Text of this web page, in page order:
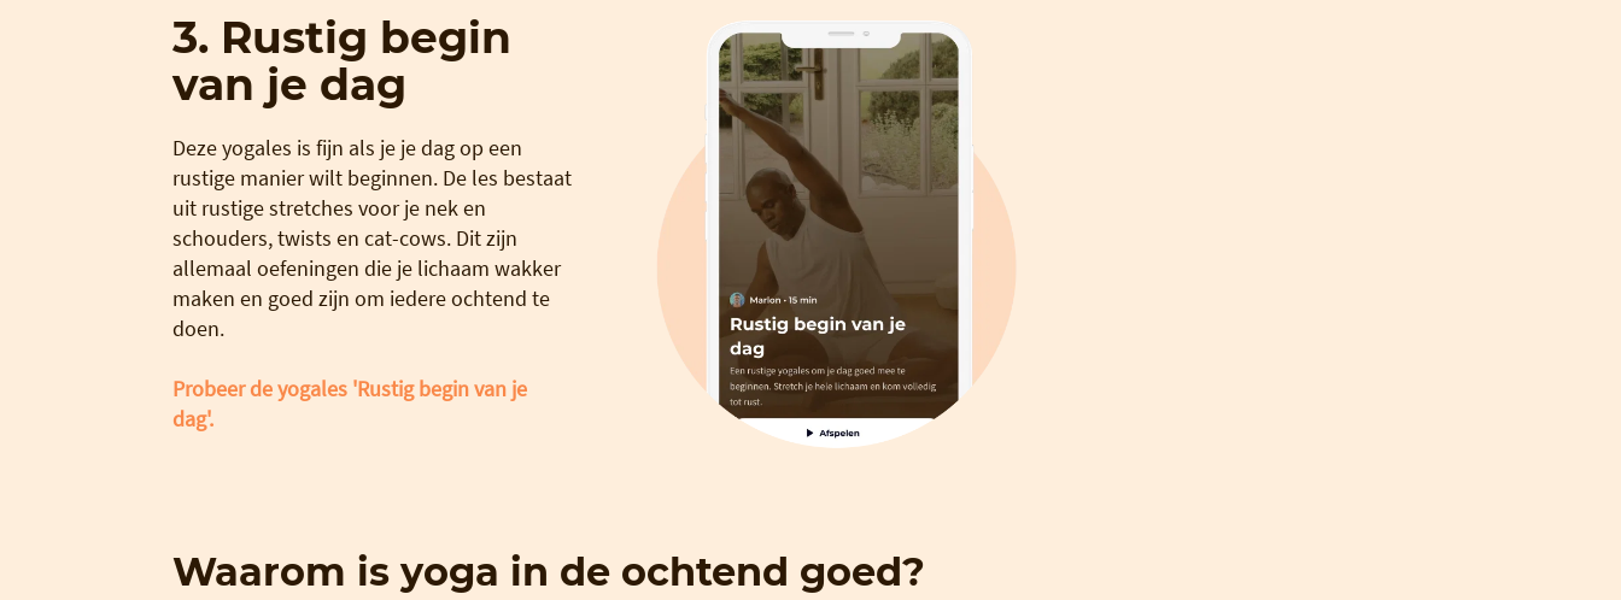
3. Rustig begin
van je dag
Deze yogales is fijn als je je dag op een
rustige manier wilt beginnen. De les bestaat
uit rustige stretches voor je nek en
schouders, twists en cat-cows. Dit zijn
allemaal oefeningen die je lichaam wakker
maken en goed zijn om iedere ochtend te
doen.
Probeer de yogales 'Rustig begin van je
dag'.
Waarom is yoga in de ochtend goed?